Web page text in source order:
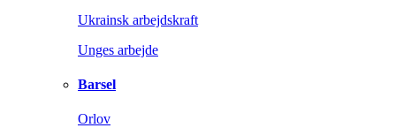
Ukrainsk arbejdskraft
Unges arbejde
Barsel
Orlov